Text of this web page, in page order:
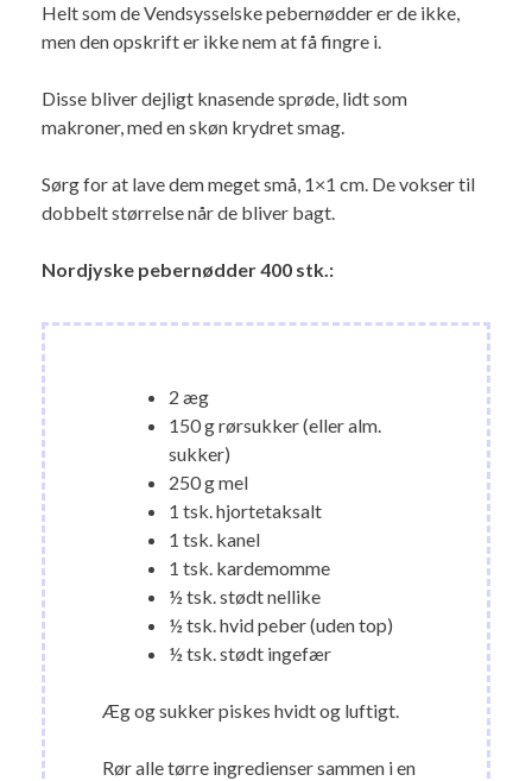
Helt som de Vendsysselske pebernødder er de ikke,
men den opskrift er ikke nem at få fingre i.
Disse bliver dejligt knasende sprøde, lidt som
makroner, med en skøn krydret smag.
Sørg for at lave dem meget små, 1×1 cm. De vokser til
dobbelt størrelse når de bliver bagt.
Nordjyske pebernødder 400 stk.:
2 æg
150 g rørsukker (eller alm.
sukker)
250 g mel
1 tsk. hjortetaksalt
1 tsk. kanel
1 tsk. kardemomme
½ tsk. stødt nellike
½ tsk. hvid peber (uden top)
½ tsk. stødt ingefær
Æg og sukker piskes hvidt og luftigt.
Rør alle tørre ingredienser sammen i en